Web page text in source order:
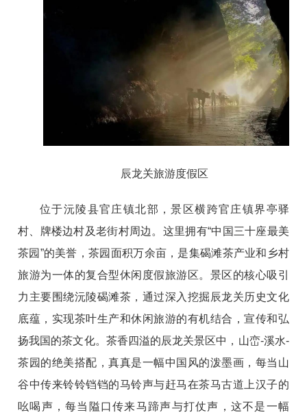
辰龙关旅游度假区
位于沅陵县官庄镇北部，景区横跨官庄镇界亭驿
村、牌楼边村及老街村周边。这里拥有“中国三十座最美
茶园”的美誉，茶园面积万余亩，是集碣滩茶产业和乡村
旅游为一体的复合型休闲度假旅游区。景区的核心吸引
力主要围绕沅陵碣滩茶，通过深入挖掘辰龙关历史文化
底蕴，实现茶叶生产和休闲旅游的有机结合，宣传和弘
扬我国的茶文化。茶香四溢的辰龙关景区中，山峦-溪水-
茶园的绝美搭配，真真是一幅中国风的泼墨画，每当山
谷中传来铃铃铛铛的马铃声与赶马在茶马古道上汉子的
吆喝声，每当隘口传来马蹄声与打仗声，这不是一幅